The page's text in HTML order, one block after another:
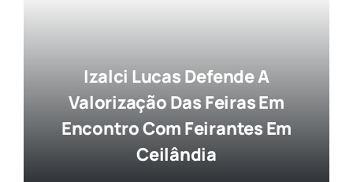
Izalci Lucas Defende A
Valorização Das Feiras Em
Encontro Com Feirantes Em
Ceilândia